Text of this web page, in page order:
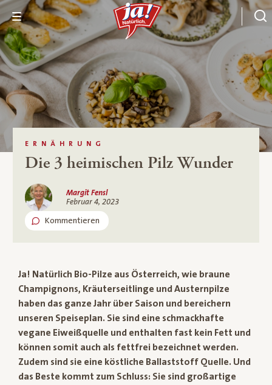
ERNÄHRUNG
Die 3 heimischen Pilz Wunder
Margit Fensl
Februar 4, 2023
Kommentieren
Ja! Natürlich Bio-Pilze aus Österreich, wie braune
Champignons, Kräuterseitlinge und Austernpilze
haben das ganze Jahr über Saison und bereichern
unseren Speiseplan. Sie sind eine schmackhafte
vegane Eiweißquelle und enthalten fast kein Fett und
können somit auch als fettfrei bezeichnet werden.
Zudem sind sie eine köstliche Ballaststoff Quelle. Und
das Beste kommt zum Schluss: Sie sind großartige